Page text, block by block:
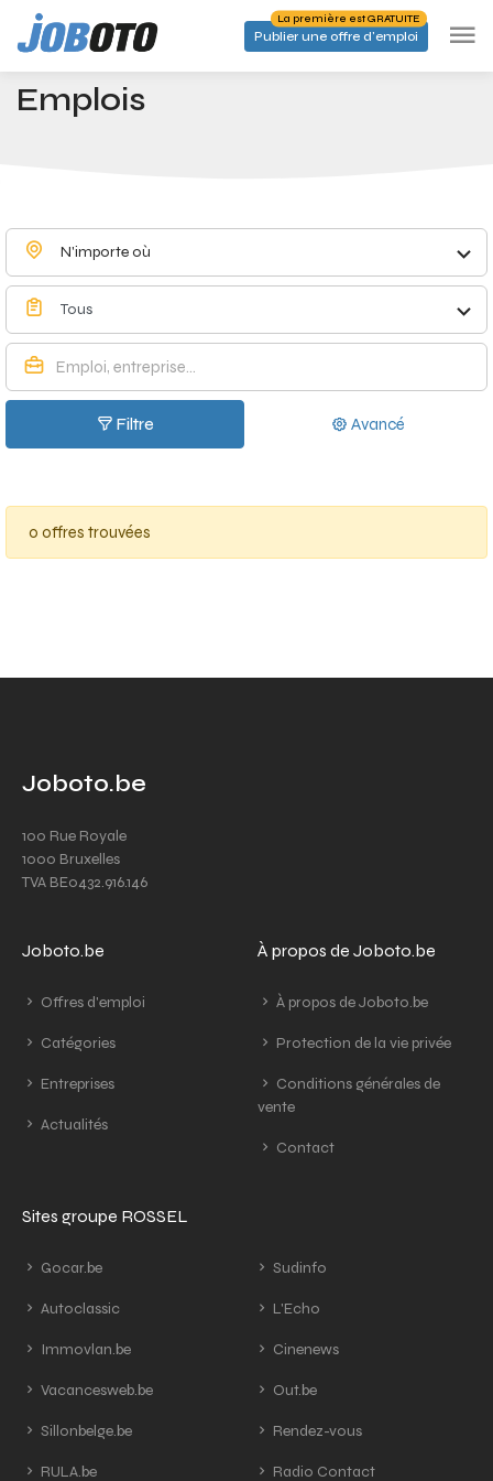
Skip to main content
Publier une offre d'emploi
La première est GRATUITE
Accueil Emplois à Vezon - Joboto
Emplois
N'importe où
Tous
Filtre Avancé
0 offres trouvées
Joboto.be
100 Rue Royale
1000 Bruxelles
TVA BE0432.916.146
Joboto.be
Offres d'emploi
Catégories
Entreprises
Actualités
À propos de Joboto.be
À propos de Joboto.be
Protection de la vie privée
Conditions générales de
vente
Contact
Sites groupe ROSSEL
Gocar.be
Autoclassic
Immovlan.be
Vacancesweb.be
Sillonbelge.be
RULA.be
Sudinfo
L'Echo
Cinenews
Out.be
Rendez-vous
Radio Contact